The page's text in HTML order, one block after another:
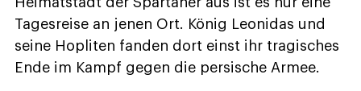
Tagesreise an jenen Ort. König Leonidas und
seine Hopliten fanden dort einst ihr tragisches
Ende im Kampf gegen die persische Armee.